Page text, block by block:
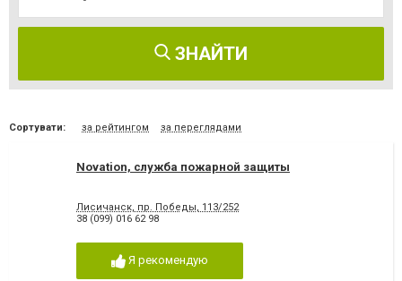
ЗНАЙТИ
Сортувати: за рейтингом за переглядами
Novation, служба пожарной защиты
Лисичанск, пр. Победы, 113/252
38 (099) 016 62 98
Я рекомендую